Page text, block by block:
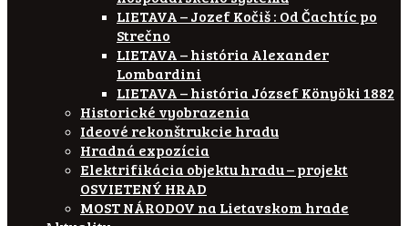
LIETAVA – Jozef Kočiš : Od Čachtíc po
Strečno
LIETAVA – história Alexander
Lombardini
LIETAVA – história József Könyöki 1882
Historické vyobrazenia
Ideové rekonštrukcie hradu
Hradná expozícia
Elektrifikácia objektu hradu – projekt
OSVIETENÝ HRAD
MOST NÁRODOV na Lietavskom hrade